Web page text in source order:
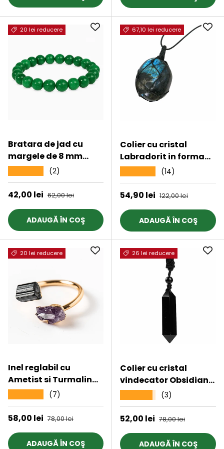
20 lei reducere
Bratara de jad cu
margele de 8 mm
pentru femei si
barbati - Aduce
noroc, bogatie,
(2)
Preț de vânzare
42,00 lei Preț obișnuit
62,00 lei
ADAUGĂ ÎN COŞ
67,10 lei reducere
Colier cu cristal
Labradorit in forma
ovala, infasurat intr-
o plasa de franghie
neagra - o piatra
meditatie, intuitie,
imaginatie
(14)
Preț de vânzare
54,90 lei Preț obișnuit
122,00 lei
ADAUGĂ ÎN COŞ
20 lei reducere
Inel reglabil cu
Ametist si Turmalina
- Echilibru si Energie
Pozitiva
(7)
Preț de vânzare
58,00 lei Preț obișnuit
78,00 lei
ADAUGĂ ÎN COŞ
26 lei reducere
Colier cu cristal
vindecator Obsidian
Negru, in forma
hexagonala cu dublu
varf si franghie
pentru protectie,
(3)
Preț de vânzare
52,00 lei Preț obișnuit
78,00 lei
ADAUGĂ ÎN COŞ